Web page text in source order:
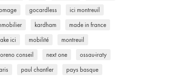
gocardless ici montreuil
kardham made in france
ici mobilité montreuil
conseil next one ossau-iraty
paul chantler pays basque